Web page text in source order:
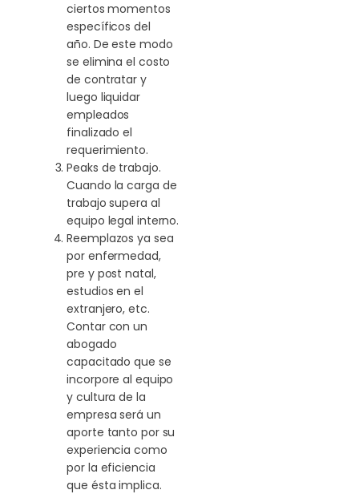
ciertos momentos
específicos del
año. De este modo
se elimina el costo
de contratar y
luego liquidar
empleados
finalizado el
requerimiento.
Peaks de trabajo.
Cuando la carga de
trabajo supera al
equipo legal interno.
Reemplazos ya sea
por enfermedad,
pre y post natal,
estudios en el
extranjero, etc.
Contar con un
abogado
capacitado que se
incorpore al equipo
y cultura de la
empresa será un
aporte tanto por su
experiencia como
por la eficiencia
que ésta implica.